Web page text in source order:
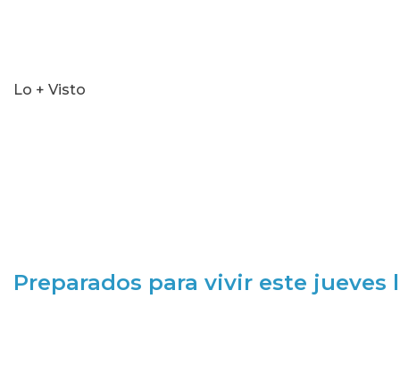
Lo + Visto
Preparados para vivir este jueves